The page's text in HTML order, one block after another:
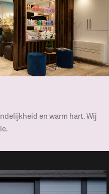
en warm hart. Wij